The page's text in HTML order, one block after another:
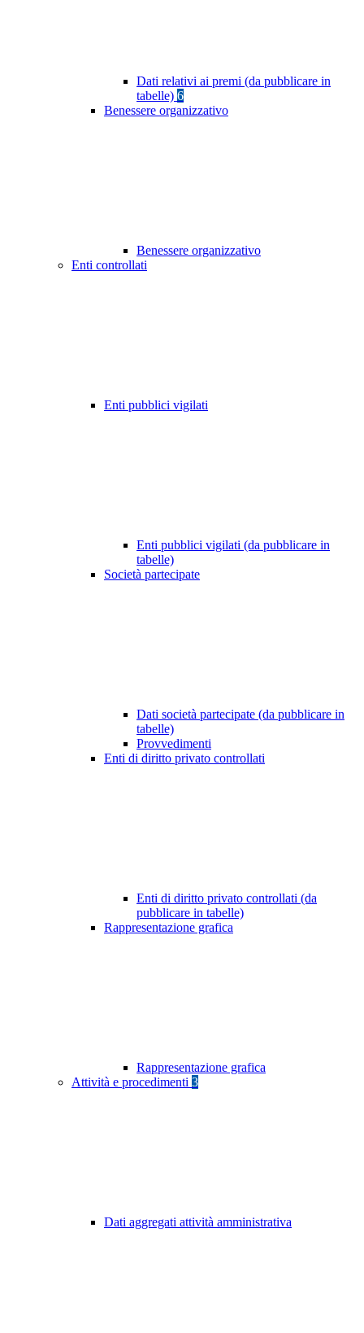
Dati relativi ai premi (da pubblicare in
tabelle) 6
Benessere organizzativo
Benessere organizzativo
Enti controllati
Enti pubblici vigilati
Enti pubblici vigilati (da pubblicare in
tabelle)
Società partecipate
Dati società partecipate (da pubblicare in
tabelle)
Provvedimenti
Enti di diritto privato controllati
Enti di diritto privato controllati (da
pubblicare in tabelle)
Rappresentazione grafica
Rappresentazione grafica
Attività e procedimenti 3
Dati aggregati attività amministrativa